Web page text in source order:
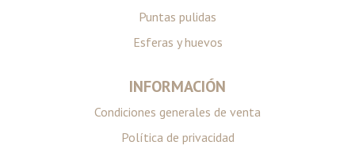
Puntas pulidas
Esferas y huevos
INFORMACIÓN
Condiciones generales de venta
Política de privacidad